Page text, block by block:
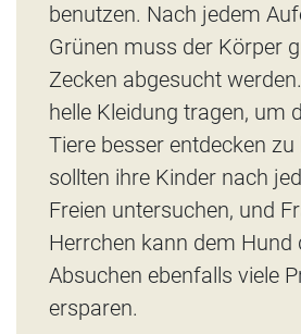
benutzen. Nach jedem
Grünen muss der Körper
Zecken abgesucht
helle Kleidung tragen, um
Tiere besser entdecken zu
sollten ihre Kinder nach
Freien untersuchen, und
Herrchen kann dem Hund
Absuchen ebenfalls viele
ersparen.